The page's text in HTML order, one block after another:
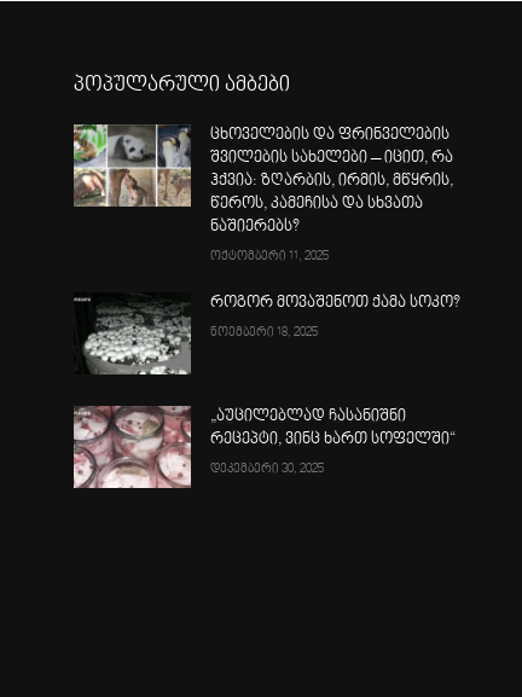
პოპულარული ამბები
ცხოველების და ფრინველების
შვილების სახელები – იცით, რა
ჰქვია: ზღარბის, ირმის, მწყრის,
წეროს, კამეჩისა და სხვათა
ნაშიერებს?
ოქტომბერი 11, 2025
როგორ მოვაშენოთ ქამა სოკო?
ნოემბერი 18, 2025
„აუცილებლად ჩასანიშნი
რეცეპტი, ვინც ხართ სოფელში“
დეკემბერი 30, 2025